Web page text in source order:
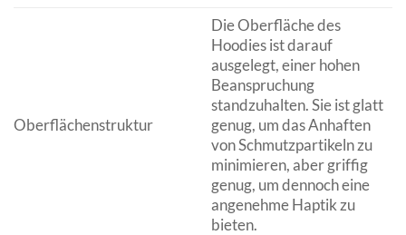
Oberflächenstruktur
Die Oberfläche des
Hoodies ist darauf
ausgelegt, einer hohen
Beanspruchung
standzuhalten. Sie ist glatt
genug, um das Anhaften
von Schmutzpartikeln zu
minimieren, aber griffig
genug, um dennoch eine
angenehme Haptik zu
bieten.